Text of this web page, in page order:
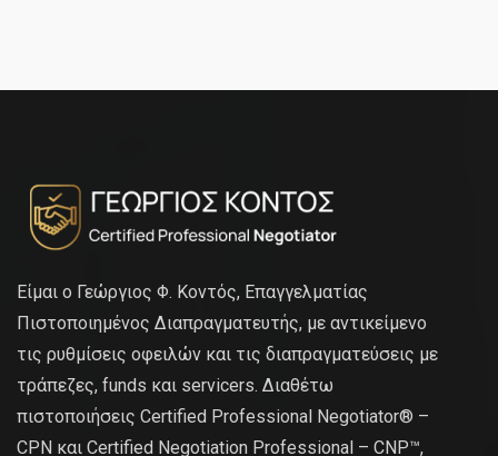
Είμαι ο Γεώργιος Φ. Κοντός, Επαγγελματίας
Πιστοποιημένος Διαπραγματευτής, με αντικείμενο
τις ρυθμίσεις οφειλών και τις διαπραγματεύσεις με
τράπεζες, funds και servicers. Διαθέτω
πιστοποιήσεις Certified Professional Negotiator® –
CPN και Certified Negotiation Professional – CNP™,